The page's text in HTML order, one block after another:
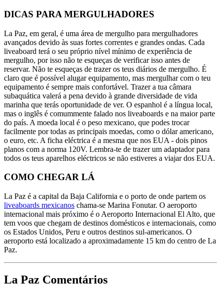
DICAS PARA MERGULHADORES
La Paz, em geral, é uma área de mergulho para mergulhadores
avançados devido às suas fortes correntes e grandes ondas. Cada
liveaboard terá o seu próprio nível mínimo de experiência de
mergulho, por isso não te esqueças de verificar isso antes de
reservar. Não te esqueças de trazer os teus diários de mergulho. É
claro que é possível alugar equipamento, mas mergulhar com o teu
equipamento é sempre mais confortável. Trazer a tua câmara
subaquática valerá a pena devido à grande diversidade de vida
marinha que terás oportunidade de ver. O espanhol é a língua local,
mas o inglês é comummente falado nos liveaboards e na maior parte
do país. A moeda local é o peso mexicano, que podes trocar
facilmente por todas as principais moedas, como o dólar americano,
o euro, etc. A ficha eléctrica é a mesma que nos EUA - dois pinos
planos com a norma 120V. Lembra-te de trazer um adaptador para
todos os teus aparelhos eléctricos se não estiveres a viajar dos EUA.
COMO CHEGAR LÁ
La Paz é a capital da Baja California e o porto de onde partem os
liveaboards mexicanos chama-se Marina Fonutar. O aeroporto
internacional mais próximo é o Aeroporto Internacional El Alto, que
tem voos que chegam de destinos domésticos e internacionais, como
os Estados Unidos, Peru e outros destinos sul-americanos. O
aeroporto está localizado a aproximadamente 15 km do centro de La
Paz.
La Paz Comentários